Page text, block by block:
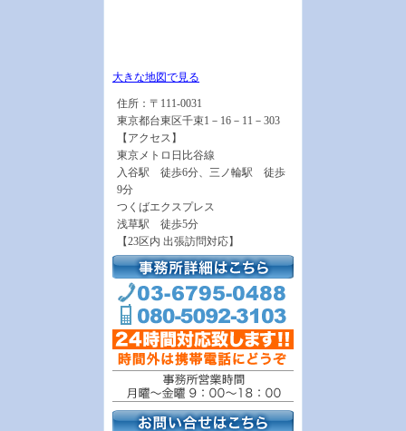
大きな地図で見る
住所：〒111-0031
東京都台東区千束1－16－11－303
【アクセス】
東京メトロ日比谷線
入谷駅 徒歩6分、三ノ輪駅 徒歩
9分
つくばエクスプレス
浅草駅 徒歩5分
【23区内 出張訪問対応】